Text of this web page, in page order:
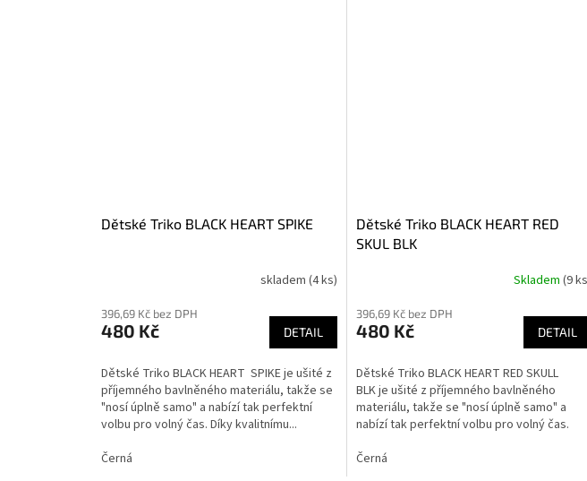
Dětské Triko BLACK HEART SPIKE
skladem (4 ks)
396,69 Kč bez DPH
480 Kč DETAIL
Dětské Triko BLACK HEART SPIKE je ušité z
příjemného bavlněného materiálu, takže se
"nosí úplně samo" a nabízí tak perfektní
volbu pro volný čas. Díky kvalitnímu...
Černá
Dětské Triko BLACK HEART RED
SKUL BLK
Skladem (9
396,69 Kč bez DPH
480 Kč DETAIL
Dětské Triko BLACK HEART RED SKULL
BLK je ušité z příjemného bavlněného
materiálu, takže se "nosí úplně samo" a
nabízí tak perfektní volbu pro volný čas.
Černá